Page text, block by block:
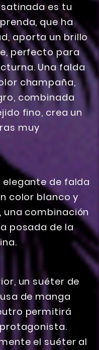
es tu
que ha
aporta un brillo
perfecto para
Una falda
champaña,
combinada
fino, crea un
muy
un suéter de
de manga
permitirá
el suéter al